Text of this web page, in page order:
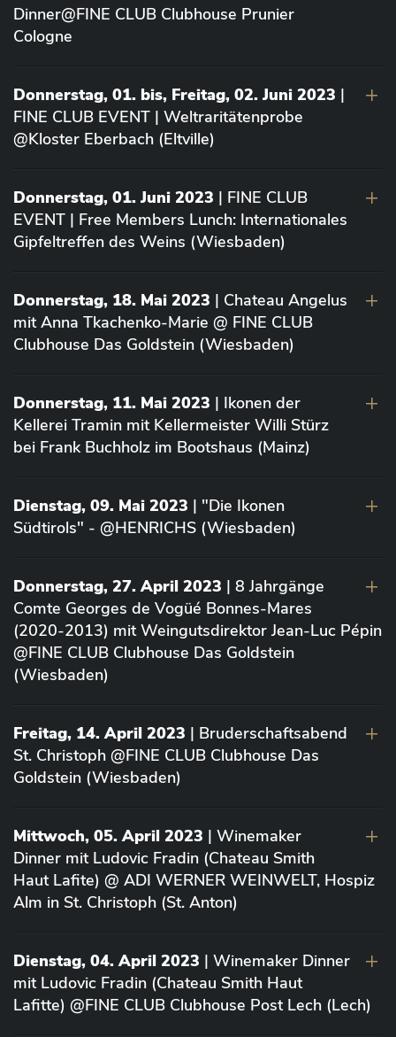
Dinner@FINE CLUB Clubhouse Prunier
Cologne
Donnerstag, 01. bis, Freitag, 02. Juni 2023 |
FINE CLUB EVENT | Weltraritätenprobe
@Kloster Eberbach (Eltville)
Donnerstag, 01. Juni 2023 | FINE CLUB
EVENT | Free Members Lunch: Internationales
Gipfeltreffen des Weins (Wiesbaden)
Donnerstag, 18. Mai 2023 | Chateau Angelus
mit Anna Tkachenko-Marie @ FINE CLUB
Clubhouse Das Goldstein (Wiesbaden)
Donnerstag, 11. Mai 2023 | Ikonen der
Kellerei Tramin mit Kellermeister Willi Stürz
bei Frank Buchholz im Bootshaus (Mainz)
Dienstag, 09. Mai 2023 | "Die Ikonen
Südtirols" - @HENRICHS (Wiesbaden)
Donnerstag, 27. April 2023 | 8 Jahrgänge
Comte Georges de Vogüé Bonnes-Mares
(2020-2013) mit Weingutsdirektor Jean-Luc Pépin
@FINE CLUB Clubhouse Das Goldstein
(Wiesbaden)
Freitag, 14. April 2023 | Bruderschaftsabend
St. Christoph @FINE CLUB Clubhouse Das
Goldstein (Wiesbaden)
Mittwoch, 05. April 2023 | Winemaker
Dinner mit Ludovic Fradin (Chateau Smith
Haut Lafite) @ ADI WERNER WEINWELT, Hospiz
Alm in St. Christoph (St. Anton)
Dienstag, 04. April 2023 | Winemaker Dinner
mit Ludovic Fradin (Chateau Smith Haut
Lafitte) @FINE CLUB Clubhouse Post Lech (Lech)